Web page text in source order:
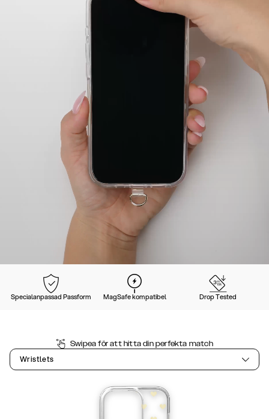
Specialanpassad Passform MagSafe kompatibel Drop Tested
Swipea för att hitta din perfekta match
Wristlets